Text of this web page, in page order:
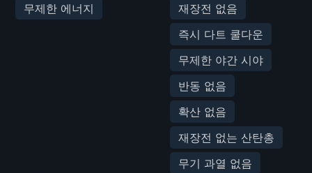
무제한 에너지
재장전 없음
즉시 다트 쿨다운
무제한 야간 시야
반동 없음
확산 없음
재장전 없는 산탄총
무기 과열 없음